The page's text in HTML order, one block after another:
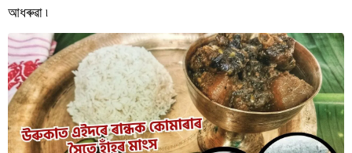
বিশ্ব
প্ৰযুক্তি
Videos
আধৰুৱা ৷